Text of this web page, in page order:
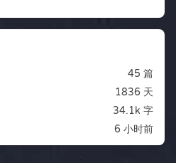
45 篇
1836 天
34.1k 字
6 小时前